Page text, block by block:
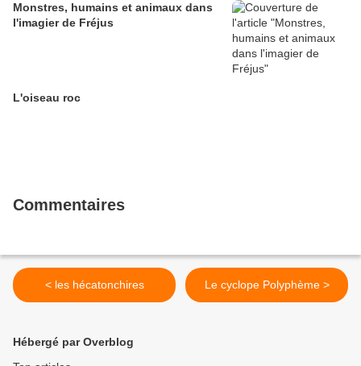
Monstres, humains et animaux dans
l'imagier de Fréjus
L'oiseau roc
Commentaires
< les hécatonchires Le cyclope Polyphème >
Hébergé par Overblog